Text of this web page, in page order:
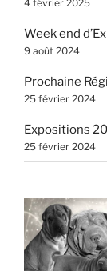
4 février 2025
Week end
9 août 2024
Prochaine
25 février 2024
Expositions
25 février 2024